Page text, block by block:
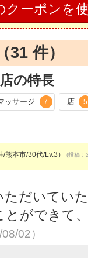
クーポンを
31 件）
の特長
ッサージ 7 店 5
/熊本市/30代/Lv.3） (投稿
だいてい
ができて
02）